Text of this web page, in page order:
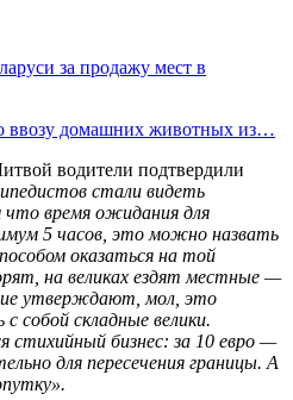
за продажу мест в
ввозу домашних животных из…
водители подтвердили
стали видеть
время ожидания для
5 часов, это можно назвать
оказаться на той
на великах ездят местные —
утверждают, мол, это
собой складные велики.
стихийный бизнес: за 10 евро —
для пересечения границы. А